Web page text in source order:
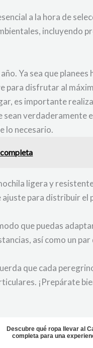
a la hora de
incluyendo
Ya sea que planees
para disfrutar al
es importante
verdaderamente
lo necesario.
ligera y
para distribuir el
que puedas
así como un par
que cada
¡Prepárate
Descubre qué ropa llevar al
completa para una